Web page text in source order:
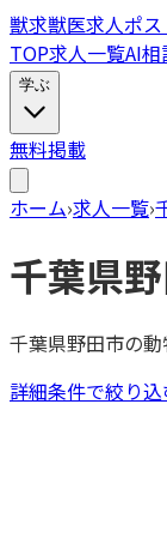
獣求獣医求人ポス
TOP求人一覧AI相
学ぶ
無料掲載
ホーム›求人一覧›
千葉県
千葉県野田市の
詳細条件で絞り込